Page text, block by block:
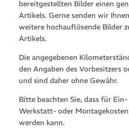
bereitgestellten Bilder einen
Artikels. Gerne senden wir
weitere hochauflösende Bilder
Artikels.
Die angegebenen
den Angaben des Vorbesitzers
und sind daher ohne Gewähr.
Bitte beachten Sie, dass für
Werkstatt- oder
werden kann.